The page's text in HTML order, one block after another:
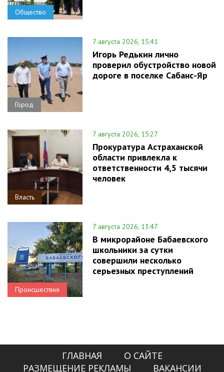
Общество
Город
7 августа 2026, 15:41
Игорь Редькин лично
проверил обустройство новой
дороге в поселке Сабанс-Яр
Власть
7 августа 2026, 15:27
Прокуратура Астраханской
области привлекла к
ответственности 4,5 тысячи
человек
Происшествия
7 августа 2026, 13:47
В микрорайоне Бабаевского
школьники за сутки
совершили несколько
серьезных преступлений
ГЛАВНАЯ
О САЙТЕ
РАЗМЕЩЕНИЕ РЕКЛАМЫ
ВАКАНСИИ